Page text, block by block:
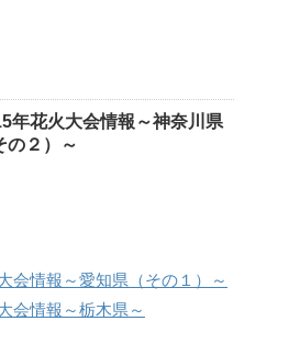
年花火大会情報～神奈川県
の２）～
会情報～愛知県（その１）～
会情報～栃木県～